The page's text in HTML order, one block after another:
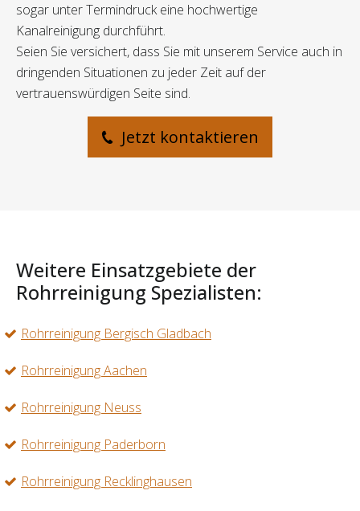
sogar unter Termindruck eine hochwertige
Kanalreinigung durchführt.
Seien Sie versichert, dass Sie mit unserem Service auch in
dringenden Situationen zu jeder Zeit auf der
vertrauenswürdigen Seite sind.
Jetzt kontaktieren
Weitere Einsatzgebiete der
Rohrreinigung Spezialisten:
Rohrreinigung Bergisch Gladbach
Rohrreinigung Aachen
Rohrreinigung Neuss
Rohrreinigung Paderborn
Rohrreinigung Recklinghausen